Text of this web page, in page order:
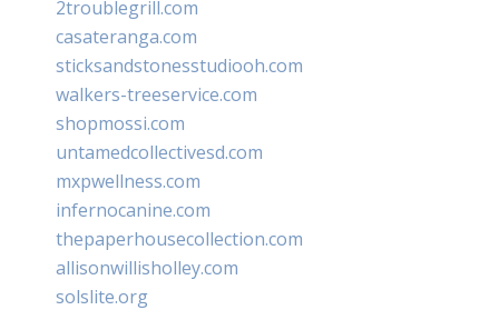
2troublegrill.com
casateranga.com
sticksandstonesstudiooh.com
walkers-treeservice.com
shopmossi.com
untamedcollectivesd.com
mxpwellness.com
infernocanine.com
thepaperhousecollection.com
allisonwillisholley.com
solslite.org